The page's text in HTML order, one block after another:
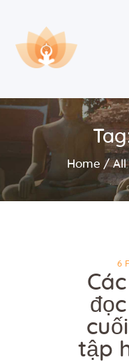
Home All
Trang chủ
Bài giảng
Lớp học và
Về
6
tập